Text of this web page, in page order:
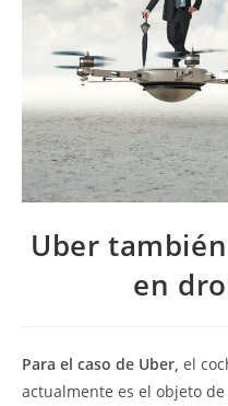
Uber
en
Para el caso de Uber, el
actualmente es el objeto